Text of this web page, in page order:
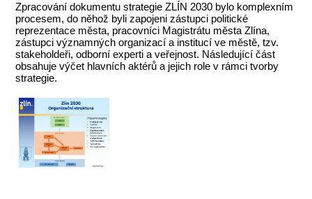
Zpracování dokumentu strategie ZLÍN 2030 bylo komplexním
procesem, do něhož byli zapojeni zástupci politické
reprezentace města, pracovníci Magistrátu města Zlína,
zástupci významných organizací a institucí ve městě, tzv.
stakeholdeři, odborní experti a veřejnost. Následující část
obsahuje výčet hlavních aktérů a jejich role v rámci tvorby
strategie.